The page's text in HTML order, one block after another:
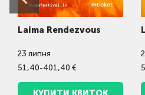
Laima Rendezvous
23 липня
51,40-401,40 €